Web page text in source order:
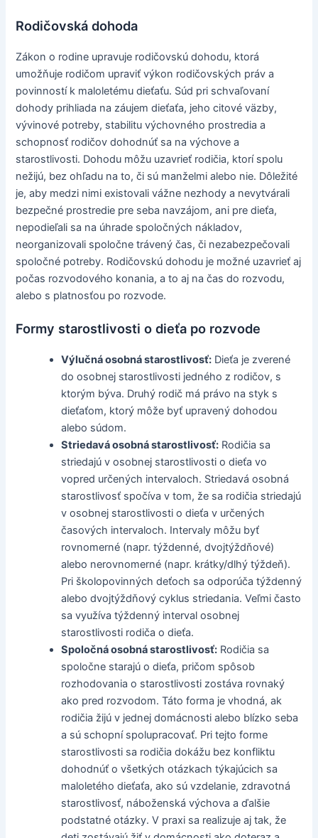
Rodičovská dohoda
Zákon o rodine upravuje rodičovskú dohodu, ktorá
umožňuje rodičom upraviť výkon rodičovských práv a
povinností k maloletému dieťaťu. Súd pri schvaľovaní
dohody prihliada na záujem dieťaťa, jeho citové väzby,
vývinové potreby, stabilitu výchovného prostredia a
schopnosť rodičov dohodnúť sa na výchove a
starostlivosti. Dohodu môžu uzavrieť rodičia, ktorí spolu
nežijú, bez ohľadu na to, či sú manželmi alebo nie. Dôležité
je, aby medzi nimi existovali vážne nezhody a nevytvárali
bezpečné prostredie pre seba navzájom, ani pre dieťa,
nepodieľali sa na úhrade spoločných nákladov,
neorganizovali spoločne trávený čas, či nezabezpečovali
spoločné potreby. Rodičovskú dohodu je možné uzavrieť aj
počas rozvodového konania, a to aj na čas do rozvodu,
alebo s platnosťou po rozvode.
Formy starostlivosti o dieťa po rozvode
Výlučná osobná starostlivosť: Dieťa je zverené
do osobnej starostlivosti jedného z rodičov, s
ktorým býva. Druhý rodič má právo na styk s
dieťaťom, ktorý môže byť upravený dohodou
alebo súdom.
Striedavá osobná starostlivosť: Rodičia sa
striedajú v osobnej starostlivosti o dieťa vo
vopred určených intervaloch. Striedavá osobná
starostlivosť spočíva v tom, že sa rodičia striedajú
v osobnej starostlivosti o dieťa v určených
časových intervaloch. Intervaly môžu byť
rovnomerné (napr. týždenné, dvojtýždňové)
alebo nerovnomerné (napr. krátky/dlhý týždeň).
Pri školopovinných deťoch sa odporúča týždenný
alebo dvojtýždňový cyklus striedania. Veľmi často
sa využíva týždenný interval osobnej
starostlivosti rodiča o dieťa.
Spoločná osobná starostlivosť: Rodičia sa
spoločne starajú o dieťa, pričom spôsob
rozhodovania o starostlivosti zostáva rovnaký
ako pred rozvodom. Táto forma je vhodná, ak
rodičia žijú v jednej domácnosti alebo blízko seba
a sú schopní spolupracovať. Pri tejto forme
starostlivosti sa rodičia dokážu bez konfliktu
dohodnúť o všetkých otázkach týkajúcich sa
maloletého dieťaťa, ako sú vzdelanie, zdravotná
starostlivosť, náboženská výchova a ďalšie
podstatné otázky. V praxi sa realizuje aj tak, že